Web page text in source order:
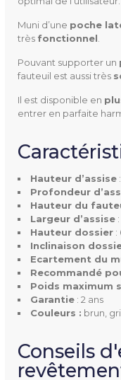
Muni d’une poche
très fonctionnel
Pouvant supporter un
fauteuil est aussi très
Il est disponible en
entrer en parfaite
Hauteur d’assise
Profondeur
Hauteur du
Largeur d’assise:
Hauteur dossier:
Inclinaison
Ecartement du
Recommandé
Poids maximum
Garantie: 2 ans
Couleurs : brun,
Conseils
Largeur De L'assise
Hauteur De L'assise
Garantie